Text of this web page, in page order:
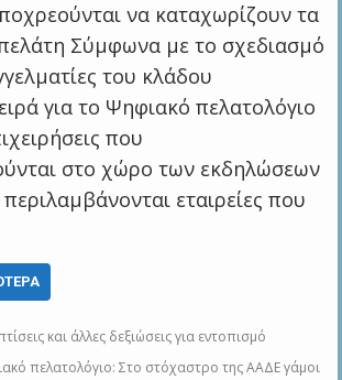
να καταχωρίζουν τα
Σύμφωνα με το σχεδιασμό
του κλάδου
για το Ψηφιακό πελατολόγιο
που
στο χώρο των εκδηλώσεων
εταιρείες που
και άλλες δεξιώσεις για εντοπισμό
πελατολόγιο: Στο στόχαστρο της ΑΑΔΕ γάμοι